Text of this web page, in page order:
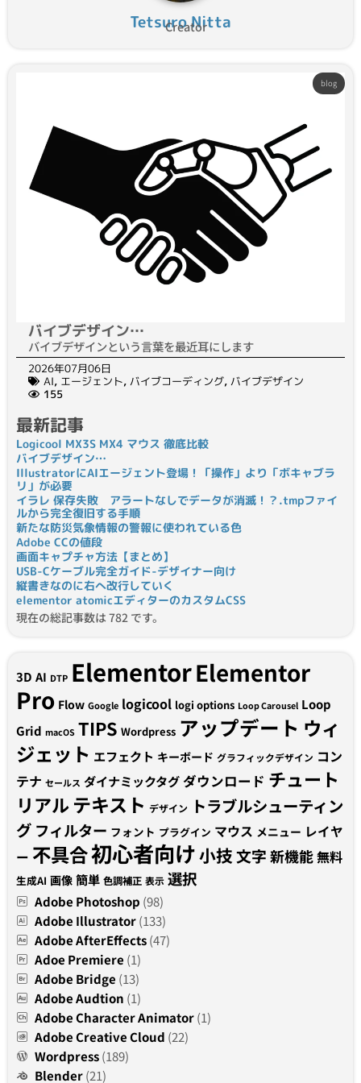
Tetsuro Nitta
Creator
blog
バイブデザイン…
バイブデザインという言葉を最近耳にします
2026年07月06日
AI, エージェント, バイブコーディング, バイブデザイン
155
最新記事
Logicool MX3S MX4 マウス 徹底比較
バイブデザイン…
IllustratorにAIエージェント登場！「操作」より「ボキャブラ
リ」が必要
イラレ 保存失敗 アラートなしでデータが消滅！？.tmpファイ
ルから完全復旧する手順
新たな防災気象情報の警報に使われている色
Adobe CCの値段
画面キャプチャ方法【まとめ】
USB-Cケーブル完全ガイド-デザイナー向け
縦書きなのに右へ改行していく
elementor atomicエディターのカスタムCSS
現在の総記事数は 782 です。
3D AI DTP ElementorElementor
Pro Flow Google logicool logi options Loop Carousel Loop
Grid macOS TIPS Wordpress アップデート ウィ
ジェット エフェクト キーボード グラフィックデザイン コン
テナ セールス ダイナミックタグダウンロード チュート
リアルテキスト デザイン トラブルシューティン
グ フィルター フォント プラグイン マウス メニュー レイヤ
ー 不具合初心者向け小技文字新機能無料
生成AI 画像 簡単 色調補正 表示 選択
Adobe Photoshop (98)
Adobe Illustrator(133)
Adobe AfterEffects(47)
Adoe Premiere (1)
Adobe Bridge (13)
Adobe Audtion (1)
Adobe Character Animator(1)
Adobe Creative Cloud (22)
Wordpress(189)
Blender(21)